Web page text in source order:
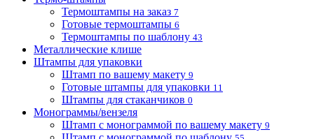
Термоштампы на заказ 7
Готовые термоштампы 6
Термоштампы по шаблону 43
Металлические клише
Штампы для упаковки
Штамп по вашему макету 9
Готовые штампы для упаковки 11
Штампы для стаканчиков 0
Монограммы/вензеля
Штамп с монограммой по вашему макету 9